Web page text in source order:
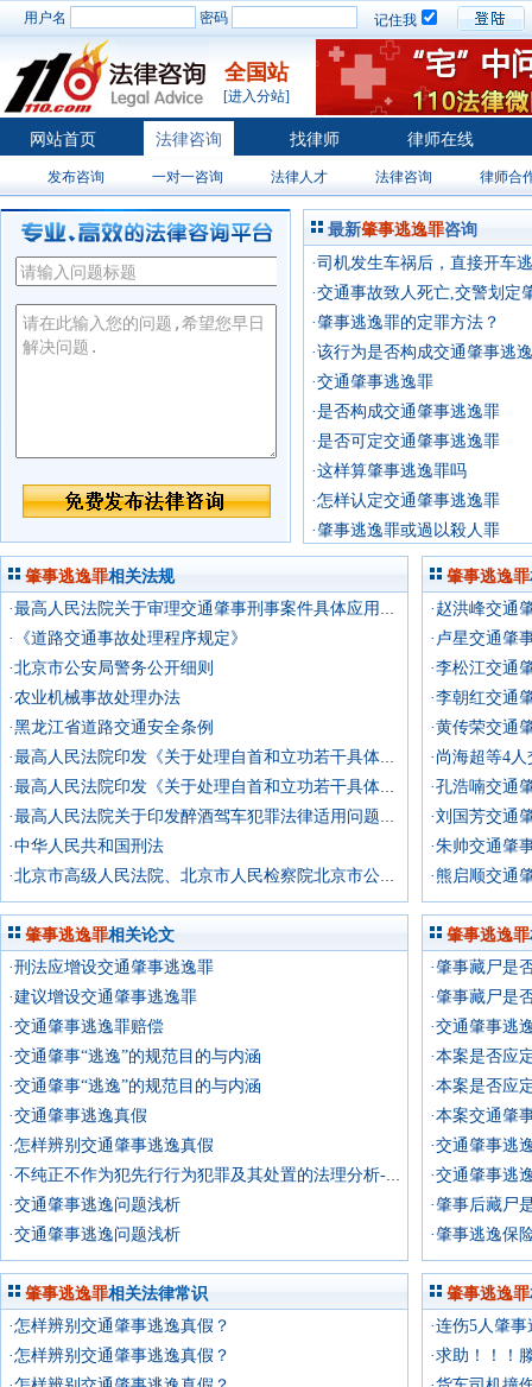
用户名 密码 记住我
全国站
[进入分站]
网站首页 法律咨询 找律师 律师在线
发布咨询 一对一咨询 法律人才 法律咨询 律师合
最新肇事逃逸罪咨询
·司机发生车祸后，直接开车
·交通事故致人死亡,交警划定
·肇事逃逸罪的定罪方法？
·该行为是否构成交通肇事逃
·交通肇事逃逸罪
·是否构成交通肇事逃逸罪
·是否可定交通肇事逃逸罪
·这样算肇事逃逸罪吗
·怎样认定交通肇事逃逸罪
·肇事逃逸罪或過以殺人罪
肇事逃逸罪相关法规
·最高人民法院关于审理交通肇事刑事案件具体应用法律若干问题的解释
·《道路交通事故处理程序规定》
·北京市公安局警务公开细则
·农业机械事故处理办法
·黑龙江省道路交通安全条例
·最高人民法院印发《关于处理自首和立功若干具体问题的意见》的通知
·最高人民法院印发《关于处理自首和立功若干具体问题的意见》的通知
·最高人民法院关于印发醉酒驾车犯罪法律适用问题指导意见及相关典型案例的通知
·中华人民共和国刑法
·北京市高级人民法院、北京市人民检察院北京市公安局、北京市监狱管理局关于对监所罪犯假释工作的规定
肇事逃逸罪
·赵洪峰交通
·卢星交通肇
·李松江交通
·李朝红交通
·黄传荣交通
·尚海超等4
·孔浩喃交通
·朱帅交通肇
·熊启顺交通
肇事逃逸罪相关论文
·刑法应增设交通肇事逃逸罪
·建议增设交通肇事逃逸罪
·交通肇事逃逸罪赔偿
·交通肇事“逃逸”的规范目的与内涵
·交通肇事“逃逸”的规范目的与内涵
·交通肇事逃逸真假
·怎样辨别交通肇事逃逸真假
·不纯正不作为犯先行行为犯罪及其处置的法理分析---兼论交通肇事逃逸致人死亡
·交通肇事逃逸问题浅析
·交通肇事逃逸问题浅析
肇事逃逸罪
·肇事藏尸是
·肇事藏尸是
·交通肇事逃
·本案是否应
·本案是否应
·本案交通肇
·交通肇事逃
·交通肇事逃
·肇事后藏尸
·肇事逃逸保
肇事逃逸罪相关法律常识
·怎样辨别交通肇事逃逸真假？
·怎样辨别交通肇事逃逸真假？
肇事逃逸罪
·连伤5人肇事
·求助！！！